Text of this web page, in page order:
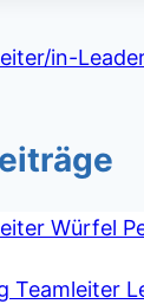
in-
Teamleiter